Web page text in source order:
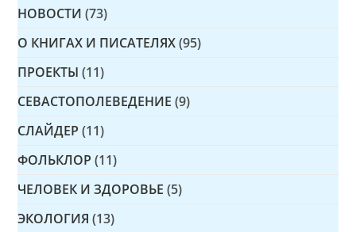
НОВОСТИ (73)
О КНИГАХ И ПИСАТЕЛЯХ (95)
ПРОЕКТЫ (11)
СЕВАСТОПОЛЕВЕДЕНИЕ (9)
СЛАЙДЕР (11)
ФОЛЬКЛОР (11)
ЧЕЛОВЕК И ЗДОРОВЬЕ (5)
ЭКОЛОГИЯ (13)